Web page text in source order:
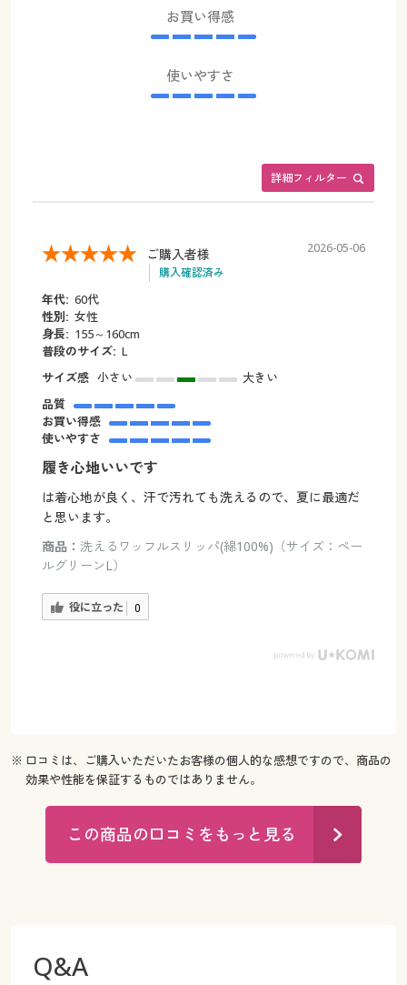
お買い得感
使いやすさ
詳細フィルター
ご購入者様
購入確認済み
2026-05-06
年代: 60代
性別: 女性
身長: 155～160cm
普段のサイズ: L
サイズ感 小さい
大きい
品質
お買い得感
使いやすさ
履き心地いいです
は着心地が良く、汗で汚れても洗えるので、夏に最適だ
と思います。
商品： 洗えるワッフルスリッパ(綿100%)（サイズ：ペー
ルグリーンL）
役に立った 0
※ 口コミは、ご購入いただいたお客様の個人的な感想ですので、商品の
効果や性能を保証するものではありません。
この商品の口コミをもっと見る
Q&A